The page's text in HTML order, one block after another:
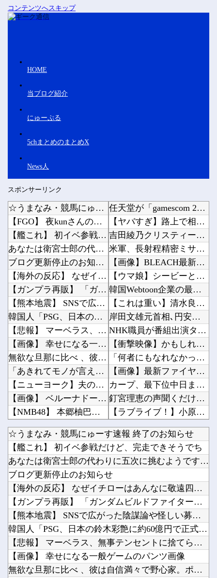
コンテンツへスキップ
HOME
当ブログ紹介
にゅーぷる
5chまとめのまとめX
News人
スポンサーリンク
☆うまなみ・競馬にゅーす速報 終了のお知らせ
【FGO】 夜kunさんのモルガンイラスト！！ 蝶の羽好きです！
【艦これ】 初イベ参戦だけど、完走できそうでち
あなたは衛宮士郎の代わりに五次に挑むようです 第411話
ブログ更新停止のお知らせ
【海外の反応】 なぜイチローはあんなに敬遠四球が多かったの？「45歳引退で通算打率.311...
【ガンプラ再販】 「ガンダムビルドファイターズ 選抜選挙」【本日投票開始】
【熊本地震】 SNSで広がった陰謀論や怪しい募金話、災害時のデマ注意！
韓国人「PSG、日本の鈴木彩艶に約60億円で正式オファー・・・」→「あいつがそれほどなのか...
【悲報】 マーベラス、無事テンセントに捨てられて終わる
【画像】 幸せになる一般ゲームのパンツ画像
無欲な旦那に比べ 、彼は自信満々で野心家。ポジティブな彼に惹かれバイト後や休みの日に会うよ...
「あきれてモノが言えない」「国を維持できるの？」外国人の永住許可要件の厳格化で在日中国人の...
【ニューヨーク】夫の股間を触る女にブチギレる妻
【画像】 ベルーナドームの温度を測定した結果ｗｗｗ
【NMB48】 本郷柚巴の写真集がすごいことになってる
【画像】 日本さん、避難所が各国と比べて優秀過ぎると話題に
【ホロライブ】 泉パッパが水着ミオしゃイラストあげとる
DeNA・レイノルズ、球審：福家のボール判定にフリーズ…カメラ、ズームアップ
Powered by livedoor 相互RSS
任天堂が「gamescom 2026」のラインナップを発表！他
【ヤバすぎ】路上で相手の持ち物に○○を付けて荒稼ぎした凶悪犯、捕まる他
吉田綾乃クリスティーさん、号泣…【乃木坂46】他
米軍、長射程精密ミサイルほぼ使い切る…「危険な水準まで減少」と軍高官が警告！他
【画像】BLEACH最新話の井上織姫さん、さすがに胸がデカすぎる他
【ウマ娘】シービーとシャニマスの浅倉透って相性良さそう他
韓国Webtoon企業の最後の牙城だった日本市場、韓国の自慢の種だった某アプリが遂に……他
【これは重い】清水良太郎さんの訃報後、落語家が過去の“いじめ・暴行被害”を告発他
岸田文雄元首相､円安を阻止するために日米の通貨当局が実施した為替介入は｢一時しのぎに過ぎな...
NHK職員が番組出演タレントから性被害ｗｗｗｗｗｗｗｗｗｗ他
【衝撃映像】かもしれない運転、限界突破してしまう・・・他
「何者にもなれなかった結果、○○するのは本当にやめた方がいい。それやっても自分の価値は上が...
【画像】最新ファイヤーエンブレム、主人公の性別が「Type-A」と「Type-B」になって...
カープ、最下位中日まで1G差なのに3位ヤクルトまで3G差←珍しい状況他
釘宮理恵の声聞くだけでムクムクするんだが？他
【ラブライブ！】小原鞠莉にファブリーズぶっかけられたい【Aqours】他
【GジェネE】ケンタウロス形態も耐久なんですか？？？他
【速報】日本共産党、沖縄県知事選で公職選挙法違反！！！ 110番通報されても辞全くめない件...
【動画】かもしれない運転、限界突破ｗｗｗｗｗｗｗｗｗ他
【ホロライブ】船持ってないってずっと言ってるのに何故かみんな船上にいるよね他
韓国人「悲報：日本と韓国の立場が完全に逆転してしまった模様…」→「日本を笑って見てたのに…...
なぜ評価が高いのか理解に苦しむゲーム他
【悲報】大ヒットの映画「スパイダーマン」最新作、上映中に強烈なオナラが発生し観客数十人避難...
漫画ワンピース(平均読者44歳)「第三世界でさぁ！悪魔がいてさぁ！世界を創った19の武器が...
Powered by livedoor 相互RSS
☆うまなみ・競馬にゅーす速報 終了のお知らせ
【艦これ】 初イベ参戦だけど、完走できそうでち
あなたは衛宮士郎の代わりに五次に挑むようです 第411話
ブログ更新停止のお知らせ
【海外の反応】 なぜイチローはあんなに敬遠四球が多かったの？...
【ガンプラ再販】 「ガンダムビルドファイターズ 選抜選挙」【...
【熊本地震】 SNSで広がった陰謀論や怪しい募金話、災害時の...
韓国人「PSG、日本の鈴木彩艶に約60億円で正式オファー・・...
【悲報】 マーベラス、無事テンセントに捨てられて終わる
【画像】 幸せになる一般ゲームのパンツ画像
無欲な旦那に比べ 、彼は自信満々で野心家。ポジティブな彼に惹...